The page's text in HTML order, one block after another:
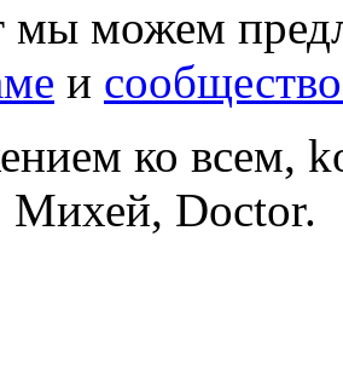
мы можем
и
ко всем,
Doctor.